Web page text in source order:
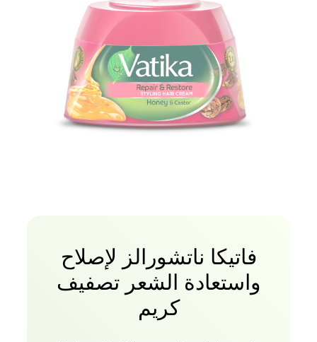
فاتيكا ناتشورالز لإصلاح
واستعادة الشعر تصفيف
كريم